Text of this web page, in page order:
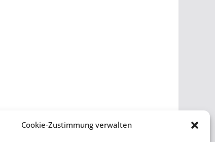
Cookie-Zustimmung verwalten